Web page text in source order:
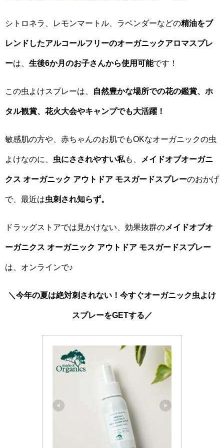
シトロネラ、レモンマートル、ラベンダーなどの精油をブ
レンドしたアルコールフリーのオーガニックアロマスプレ
ーは、 生後6か月のお子さんから使用可能です！
この虫よけスプレーは、 自然豊かな場所での花の鑑賞、ホ
タル観賞、花火大会やキャンプでも大活躍！
敏感肌の方や、赤ちゃんのお肌でもOKなオーガニックの虫
よけなのに、 虫にさされやすい私も、 メイドオブオーガニ
クス オーガニック アウトドア モスガードスプレーのおかげ
で、最近は虫刺され知らず。
ドラッグストアでは見かけない、効果抜群の メイドオブオ
ーガニクス オーガニック アウトドア モスガードスプレー
は、オンラインで♪
＼今年の夏は絶対刺されない！今すぐオーガニック虫よけ
スプレーをGETする／